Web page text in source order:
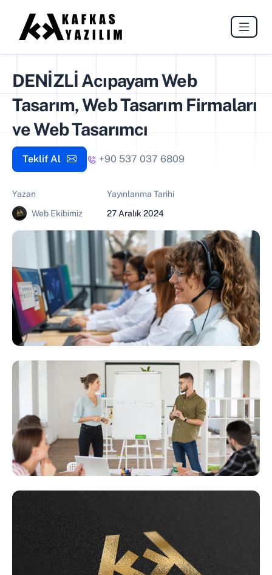
DENİZLİ Acıpayam Web
Tasarım, Web Tasarım Firmaları
ve Web Tasarımcı
Teklif Al +90 537 037 6809
Yazan
Web Ekibimiz
Yayınlanma Tarihi
27 Aralık 2024